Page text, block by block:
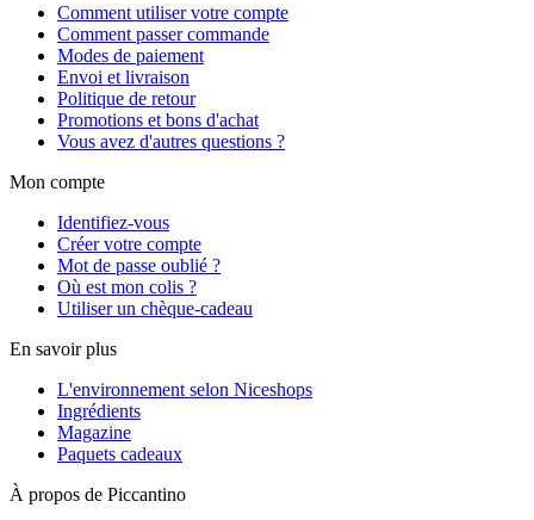
Comment utiliser votre compte
Comment passer commande
Modes de paiement
Envoi et livraison
Politique de retour
Promotions et bons d'achat
Vous avez d'autres questions ?
Mon compte
Identifiez-vous
Créer votre compte
Mot de passe oublié ?
Où est mon colis ?
Utiliser un chèque-cadeau
En savoir plus
L'environnement selon Niceshops
Ingrédients
Magazine
Paquets cadeaux
À propos de Piccantino